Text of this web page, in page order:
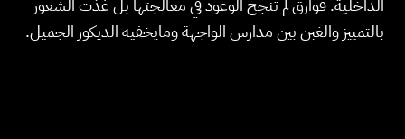
الداخلية. فوارق لم تنجح الوعود في معالجتها بل غذت الشعور
بالتمييز والغبن بين مدارس الواجهة ومايخفيه الديكور الجميل.